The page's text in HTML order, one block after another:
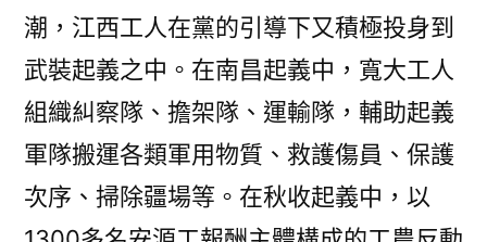
潮，江西工人在黨的引導下又積極投身到
武裝起義之中。在南昌起義中，寬大工人
組織糾察隊、擔架隊、運輸隊，輔助起義
軍隊搬運各類軍用物質、救護傷員、保護
次序、掃除疆場等。在秋收起義中，以